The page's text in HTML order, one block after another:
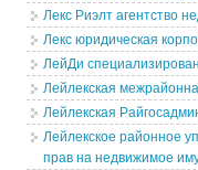
Лекс Риэлт агентство
Лекс юридическая
ЛейДи
Лейлекская
Лейлекская
Лейлекское районное
прав на недвижимое